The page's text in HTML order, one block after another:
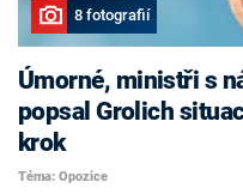
8 fotografií
Úmorné, ministři s
popsal Grolich
krok
Téma: Opozice